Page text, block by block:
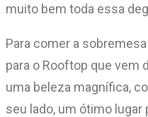
muito bem toda essa
Para comer a
para o Rooftop que vem
uma beleza magnífica,
seu lado, um ótimo